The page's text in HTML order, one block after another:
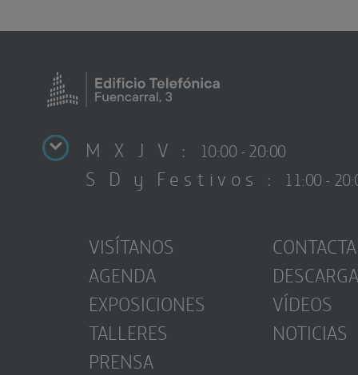
M X J V : 10:00 - 20:00
S D y Festivos : 11:00 -
VISÍTANOS
AGENDA
EXPOSICIONES
TALLERES
PRENSA
CONTACTA
VÍDEOS
NOTICIAS